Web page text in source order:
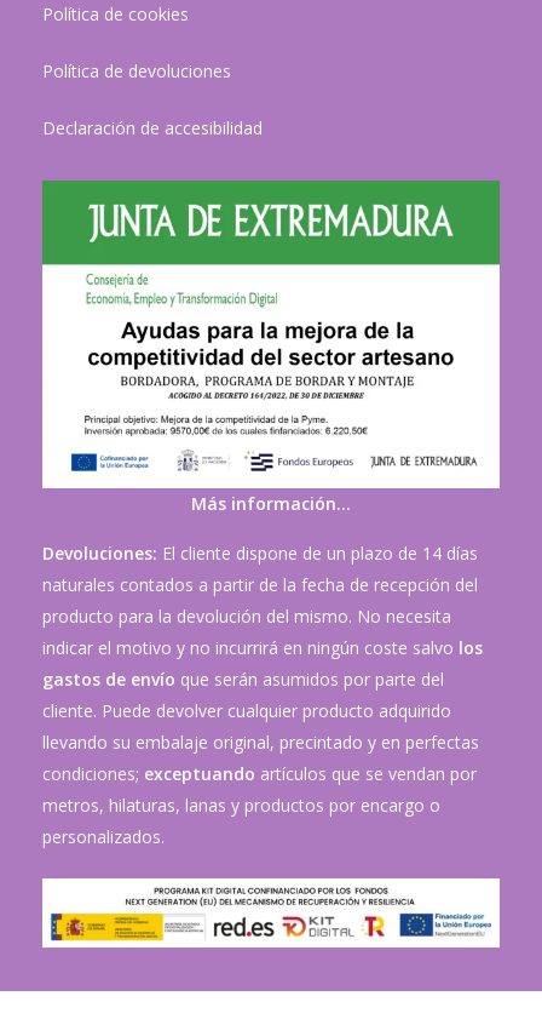
Política de cookies
Política de devoluciones
Declaración de accesibilidad
Más información…
Devoluciones: El cliente dispone de un plazo de 14 días
naturales contados a partir de la fecha de recepción del
producto para la devolución del mismo. No necesita
indicar el motivo y no incurrirá en ningún coste salvo los
gastos de envío que serán asumidos por parte del
cliente. Puede devolver cualquier producto adquirido
llevando su embalaje original, precintado y en perfectas
condiciones; exceptuando artículos que se vendan por
metros, hilaturas, lanas y productos por encargo o
personalizados.